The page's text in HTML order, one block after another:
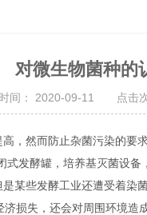
对微生物菌种的
间： 2020-09-11 点击
，然而防止杂菌污染的要
发酵罐，培养基灭菌设
某些发酵工业还遭受着染
损失，还会对周围环境